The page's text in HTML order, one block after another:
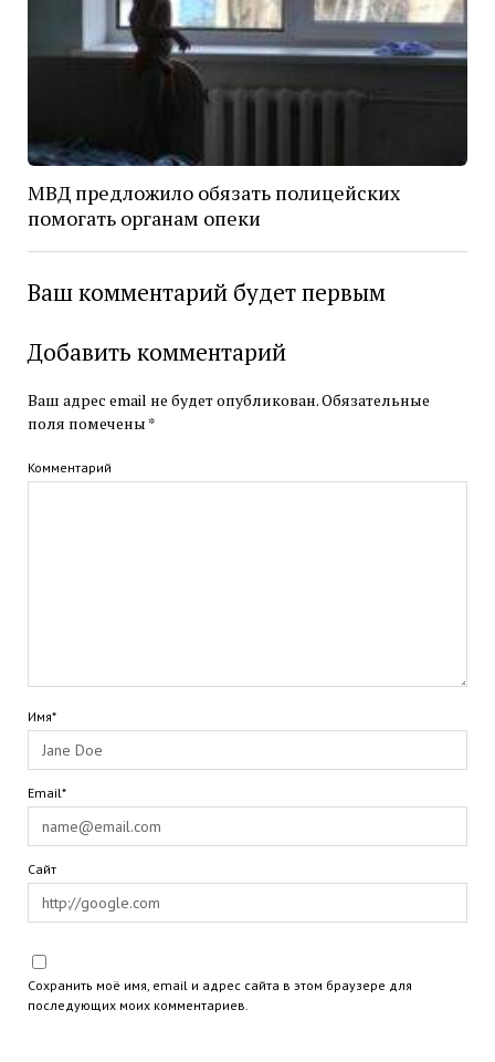
МВД предложило обязать полицейских
помогать органам опеки
Ваш комментарий будет первым
Добавить комментарий
Ваш адрес email не будет опубликован.Обязательные
поля помечены *
Комментарий
Имя*
Email*
Сайт
Сохранить моё имя, email и адрес сайта в этом браузере для
последующих моих комментариев.